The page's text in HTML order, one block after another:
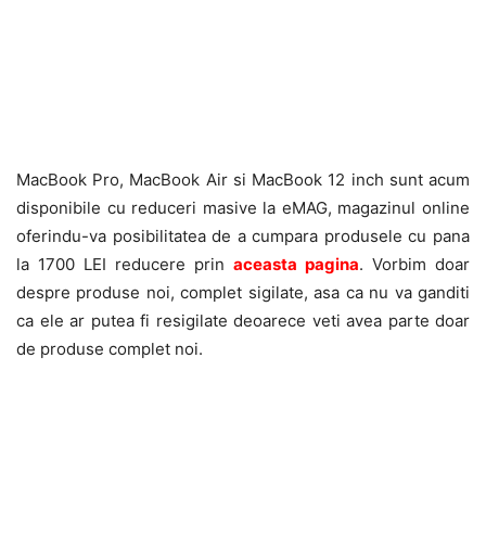
MacBook Pro, MacBook Air si MacBook 12 inch sunt acum
disponibile cu reduceri masive la eMAG, magazinul online
oferindu-va posibilitatea de a cumpara produsele cu pana
la 1700 LEI reducere prin aceasta pagina. Vorbim doar
despre produse noi, complet sigilate, asa ca nu va ganditi
ca ele ar putea fi resigilate deoarece veti avea parte doar
de produse complet noi.